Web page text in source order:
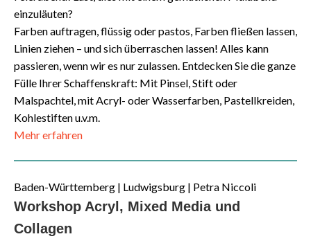
einzuläuten?
Farben auftragen, flüssig oder pastos, Farben fließen lassen,
Linien ziehen – und sich überraschen lassen! Alles kann
passieren, wenn wir es nur zulassen. Entdecken Sie die ganze
Fülle Ihrer Schaffenskraft: Mit Pinsel, Stift oder
Malspachtel, mit Acryl- oder Wasserfarben, Pastellkreiden,
Kohlestiften u.v.m.
Mehr erfahren
Baden-Württemberg | Ludwigsburg | Petra Niccoli
Workshop Acryl, Mixed Media und
Collagen